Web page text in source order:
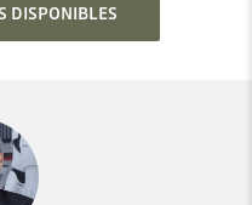
DISPONIBLES